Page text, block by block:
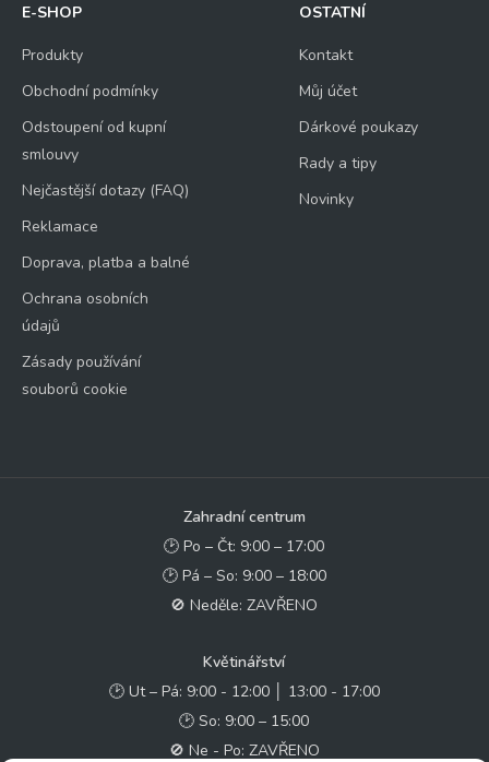
E-SHOP
Produkty
Obchodní podmínky
Odstoupení od kupní
smlouvy
Nejčastější dotazy (FAQ)
Reklamace
Doprava, platba a balné
Ochrana osobních
údajů
Zásady používání
souborů cookie
OSTATNÍ
Kontakt
Můj účet
Dárkové poukazy
Rady a tipy
Novinky
Zahradní centrum
🕑 Po – Čt: 9:00 – 17:00
🕑 Pá – So: 9:00 – 18:00
🚫 Neděle: ZAVŘENO
Květinářství
🕑 Ut – Pá: 9:00 - 12:00 │ 13:00 - 17:00
🕑 So: 9:00 – 15:00
🚫 Ne - Po: ZAVŘENO